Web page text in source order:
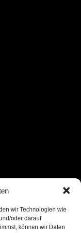
wir Technologien wie
oder darauf
können wir Daten